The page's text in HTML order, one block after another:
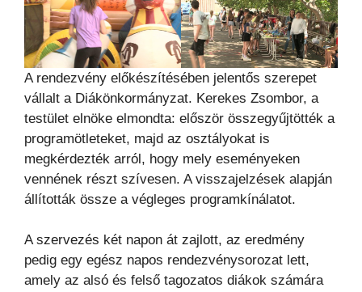
A rendezvény előkészítésében jelentős szerepet
vállalt a Diákönkormányzat. Kerekes Zsombor, a
testület elnöke elmondta: először összegyűjtötték a
programötleteket, majd az osztályokat is
megkérdezték arról, hogy mely eseményeken
vennének részt szívesen. A visszajelzések alapján
állították össze a végleges programkínálatot.
A szervezés két napon át zajlott, az eredmény
pedig egy egész napos rendezvénysorozat lett,
amely az alsó és felső tagozatos diákok számára